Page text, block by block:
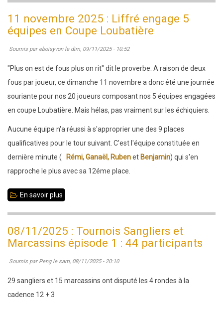
Gérard
nous
a
quittés
11 novembre 2025 : Liffré engage 5
équipes en Coupe Loubatière
Soumis par eboisyvonle dim, 09/11/2025 - 10:52
"Plus on est de fous plus on rit" dit le proverbe. A raison de deux
fous par joueur, ce dimanche 11 novembre a donc été une journée
souriante pour nos 20 joueurs composant nos 5 équipes engagées
en coupe Loubatière. Mais hélas, pas vraiment sur les échiquiers.
Aucune équipe n'a réussi à s'approprier une des 9 places
qualificatives pour le tour suivant. C'est l'équipe constituée en
dernière minute (
Rémi, Ganaël, Rubenet Benjamin) qui s'en
rapproche le plus avec sa 12éme place.
En savoir plus
2025
Liffré
engage
08/11/2025 : Tournois Sangliers et
Marcassins épisode 1 : 44 participants
Soumis par Pengle sam, 08/11/2025 - 20:10
29 sangliers et 15 marcassins ont disputé les 4 rondes à la
cadence 12 + 3